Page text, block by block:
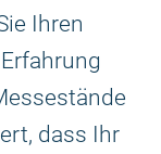
Ihren
dass Ihr